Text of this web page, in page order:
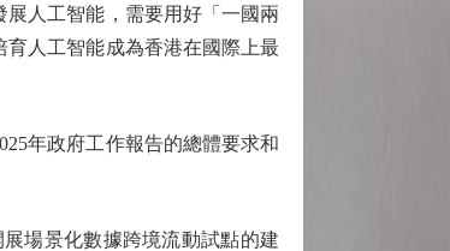
人工智能，需要用好「一國兩
人工智能成為香港在國際上最
年政府工作報告的總體要求和
場景化數據跨境流動試點的建